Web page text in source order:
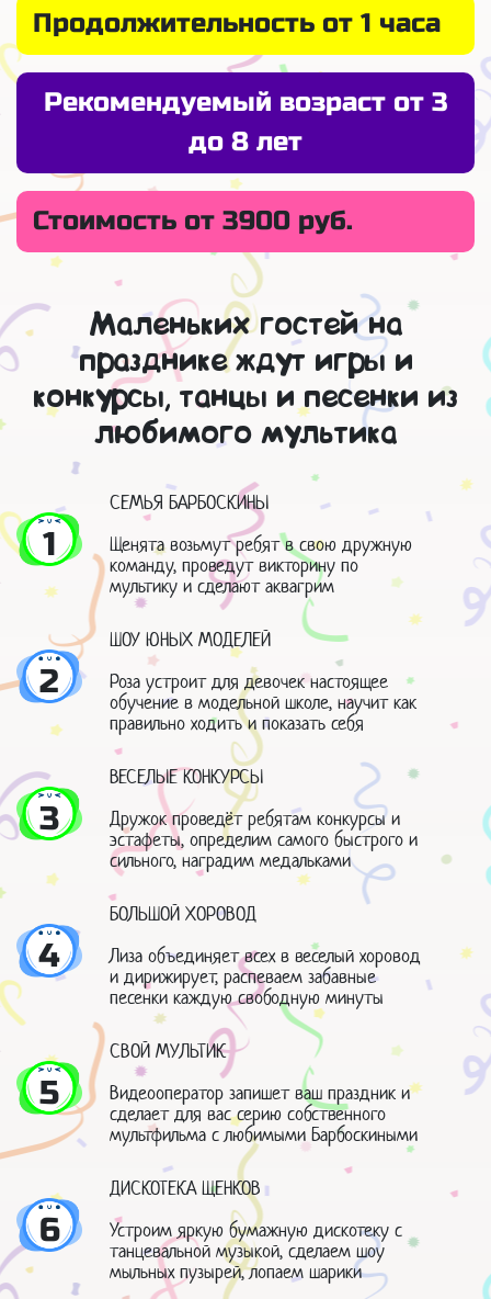
Продолжительность от 1 часа
Рекомендуемый возраст от 3
до 8 лет
Стоимость от 3900 руб.
Маленьких гостей на
празднике ждут игры и
конкурсы, танцы и песенки из
любимого мультика
1
СЕМЬЯ БАРБОСКИНЫ
Щенята возьмут ребят в свою дружную
команду, проведут викторину по
мультику и сделают аквагрим
2
ШОУ ЮНЫХ МОДЕЛЕЙ
Роза устроит для девочек настоящее
обучение в модельной школе, научит как
правильно ходить и показать себя
3
ВЕСЕЛЫЕ КОНКУРСЫ
Дружок проведёт ребятам конкурсы и
эстафеты, определим самого быстрого и
сильного, наградим медальками
4
БОЛЬШОЙ ХОРОВОД
Лиза объединяет всех в веселый хоровод
и дирижирует, распеваем забавные
песенки каждую свободную минуты
5
СВОЙ МУЛЬТИК
Видеооператор запишет ваш праздник и
сделает для вас серию собственного
мультфильма с любимыми Барбоскиными
6
ДИСКОТЕКА ЩЕНКОВ
Устроим яркую бумажную дискотеку с
танцевальной музыкой, сделаем шоу
мыльных пузырей, лопаем шарики